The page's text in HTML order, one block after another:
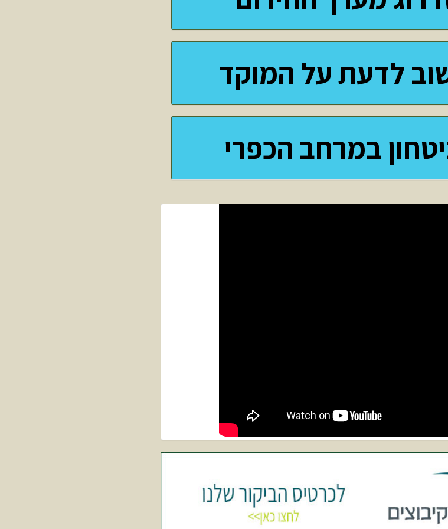
לדעת על המוקד
במרחב הכפרי